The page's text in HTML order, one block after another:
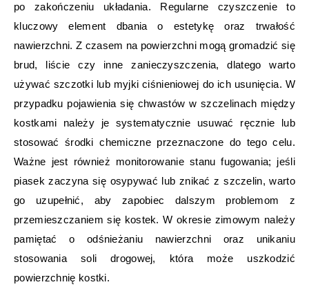
po zakończeniu układania. Regularne czyszczenie to
kluczowy element dbania o estetykę oraz trwałość
nawierzchni. Z czasem na powierzchni mogą gromadzić się
brud, liście czy inne zanieczyszczenia, dlatego warto
używać szczotki lub myjki ciśnieniowej do ich usunięcia. W
przypadku pojawienia się chwastów w szczelinach między
kostkami należy je systematycznie usuwać ręcznie lub
stosować środki chemiczne przeznaczone do tego celu.
Ważne jest również monitorowanie stanu fugowania; jeśli
piasek zaczyna się osypywać lub znikać z szczelin, warto
go uzupełnić, aby zapobiec dalszym problemom z
przemieszczaniem się kostek. W okresie zimowym należy
pamiętać o odśnieżaniu nawierzchni oraz unikaniu
stosowania soli drogowej, która może uszkodzić
powierzchnię kostki.